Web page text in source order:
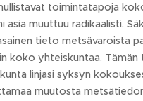
toimintatapoja
asia muuttuu radikaalisti.
tieto metsävaroista
koko yhteiskuntaa. Tämän
linjasi syksyn
muutosta